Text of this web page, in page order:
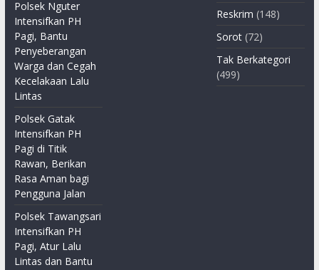
Polsek Nguter
Intensifkan PH
Pagi, Bantu
Penyeberangan
Warga dan Cegah
Kecelakaan Lalu
Lintas
Polsek Gatak
Intensifkan PH
Pagi di Titik
Rawan, Berikan
Rasa Aman bagi
Pengguna Jalan
Polsek Tawangsari
Intensifkan PH
Pagi, Atur Lalu
Lintas dan Bantu
Reskrim (148)
Sorot (72)
Tak Berkategori
(499)